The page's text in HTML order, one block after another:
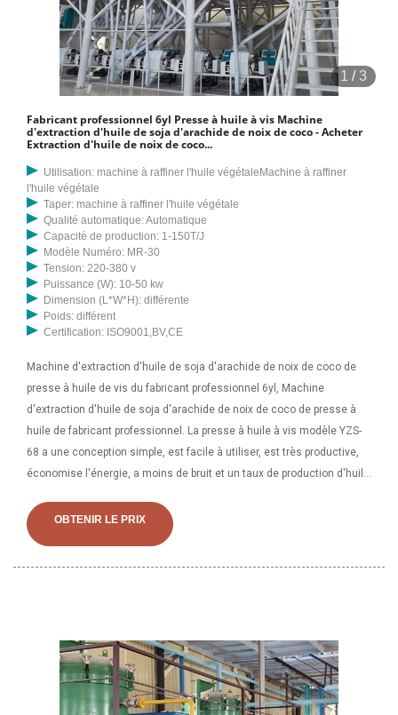
1 /3
Fabricant professionnel 6yl Presse à huile à vis Machine
d'extraction d'huile de soja d'arachide de noix de coco - Acheter
Extraction d'huile de noix de coco...
Utilisation: machine à raffiner l'huile végétaleMachine à raffiner
l'huile végétale
Taper: machine à raffiner l'huile végétale
Qualité automatique: Automatique
Capacité de production: 1-150T/J
Modèle Numéro: MR-30
Tension: 220-380 v
Puissance (W): 10-50 kw
Dimension (L*W*H): différente
Poids: différent
Certification: ISO9001,BV,CE
Machine d'extraction d'huile de soja d'arachide de noix de coco de
presse à huile de vis du fabricant professionnel 6yl, Machine
d'extraction d'huile de soja d'arachide de noix de coco de presse à
huile de fabricant professionnel. La presse à huile à vis modèle YZS-
68 a une conception simple, est facile à utiliser, est très productive,
économise l'énergie, a moins de bruit et un taux de production d'huile
des cacahuètes, du sésame,
OBTENIR LE PRIX